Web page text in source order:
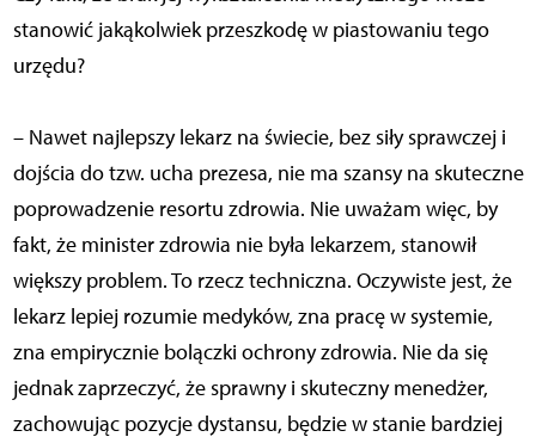
stanowić jakąkolwiek przeszkodę w piastowaniu tego
urzędu?
– Nawet najlepszy lekarz na świecie, bez siły sprawczej i
dojścia do tzw. ucha prezesa, nie ma szansy na skuteczne
poprowadzenie resortu zdrowia. Nie uważam więc, by
fakt, że minister zdrowia nie była lekarzem, stanowił
większy problem. To rzecz techniczna. Oczywiste jest, że
lekarz lepiej rozumie medyków, zna pracę w systemie,
zna empirycznie bolączki ochrony zdrowia. Nie da się
jednak zaprzeczyć, że sprawny i skuteczny menedżer,
zachowując pozycje dystansu, będzie w stanie bardziej